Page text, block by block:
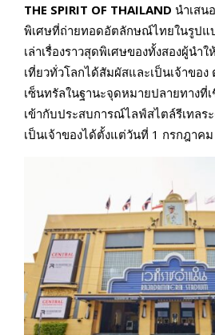
THE SPIRIT OF THAILAND นำเสน
พิเศษที่ถ่ายทอดอัตลักษณ์ไทยในรูปแ
เล่าเรื่องราวสุดพิเศษของทั้งสองผู้นำ
เที่ยวทั่วโลกได้สัมผัสและเป็นเจ้าขอ
เซ็นทรัลในฐานะจุดหมายปลายทาง
เข้ากับประสบการณ์ไลฟ์สไตล์รีเทลร
เป็นเจ้าของได้ตั้งแต่วันที่ 1 กรกฎาค